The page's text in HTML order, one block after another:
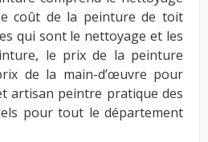
coût de la peinture de toit
qui sont le nettoyage et les
le prix de la peinture
de la main-d’œuvre pour
artisan peintre pratique des
pour tout le département